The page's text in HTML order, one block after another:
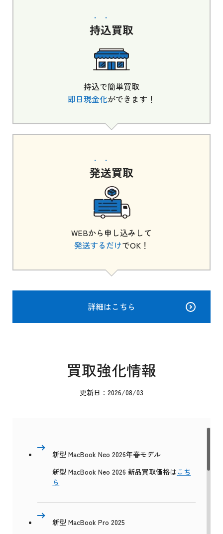
持込買取
持込で簡単買取
即日現金化ができます！
発送買取
WEBから申し込みして
発送するだけでOK！
詳細はこちら
買取強化情報
更新日：2026/08/03
新型 MacBook Neo 2026年春モデル
新型 MacBook Neo 2026 新品買取価格はこち
ら
新型 MacBook Pro 2025